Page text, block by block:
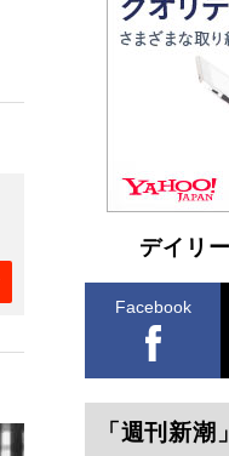
デイリ
Facebook
「週刊新潮」